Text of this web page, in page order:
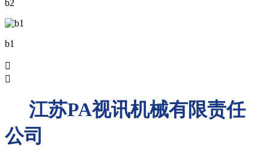
b2
b1


江苏PA视讯机械有限责任
公司